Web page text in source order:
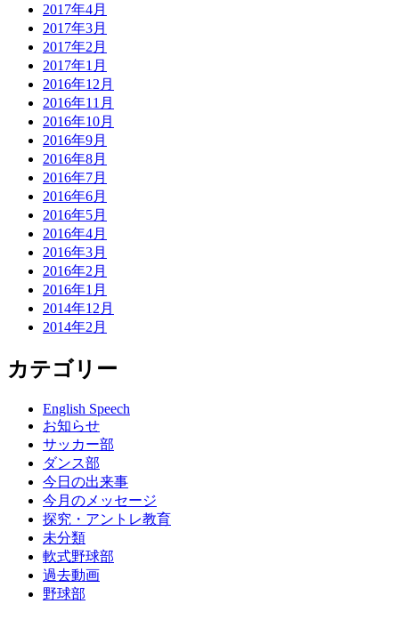
2017年4月
2017年3月
2017年2月
2017年1月
2016年12月
2016年11月
2016年10月
2016年9月
2016年8月
2016年7月
2016年6月
2016年5月
2016年4月
2016年3月
2016年2月
2016年1月
2014年12月
2014年2月
カテゴリー
English Speech
お知らせ
サッカー部
ダンス部
今日の出来事
今月のメッセージ
探究・アントレ教育
未分類
軟式野球部
過去動画
野球部